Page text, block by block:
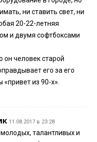
ни ставить свет, ни
20-22-летняя
и двумя софтбоксами
он человек старой
его за его
из 90-х».
11.08.2017 в 23:28
талантливых и